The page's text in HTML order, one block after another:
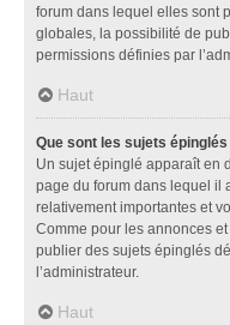
forum dans lequel elles sont
globales, la possibilité de
permissions définies par
Haut
Que sont les sujets épinglés
Un sujet épinglé apparaît en
page du forum dans lequel il
relativement importantes et
Comme pour les annonces
publier des sujets épinglés
l’administrateur.
Haut